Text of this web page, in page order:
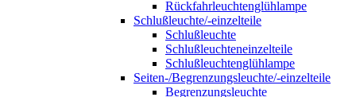
Rückfahrleuchtenglühlampe
Schlußleuchte/-einzelteile
Schlußleuchte
Schlußleuchteneinzelteile
Schlußleuchtenglühlampe
Seiten-/Begrenzungsleuchte/-einzelteile
Begrenzungsleuchte